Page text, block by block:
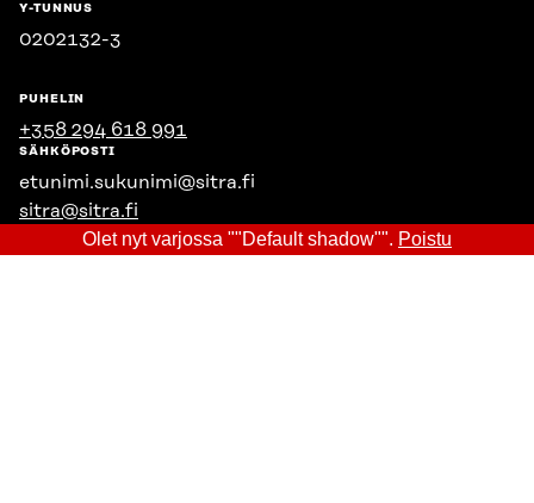
Y-TUNNUS
0202132-3
PUHELIN
+358 294 618 991
SÄHKÖPOSTI
etunimi.sukunimi@sitra.fi
sitra@sitra.fi
Olet nyt varjossa ""Default shadow"". Poistu